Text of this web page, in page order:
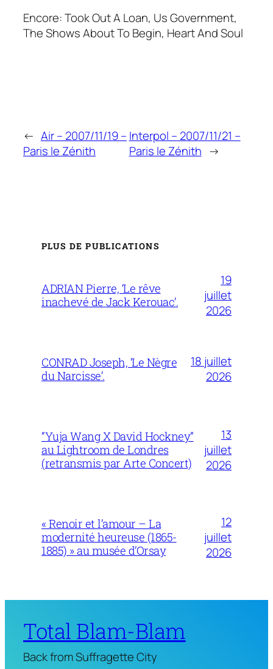
Encore:Took Out A Loan, Us Government,
The Shows About To Begin, Heart And Soul
← Air – 2007/11/19 –
Paris le Zénith
Interpol – 2007/11/21 –
Paris le Zénith →
PLUS DE PUBLICATIONS
ADRIAN Pierre, ‘Le rêve
inachevé de Jack Kerouac’.
19
juillet
2026
CONRAD Joseph, ‘Le Nègre
du Narcisse’.
18 juillet
2026
“Yuja Wang X David Hockney”
au Lightroom de Londres
(retransmis par Arte Concert)
13
juillet
2026
« Renoir et l’amour – La
modernité heureuse (1865-
1885) » au musée d’Orsay
12
juillet
2026
Total Blam-Blam
Back from Suffragette City